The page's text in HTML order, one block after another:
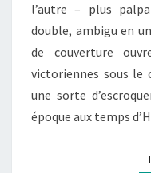
l’autre – plus
double, ambigu en
de couverture
victoriennes sous le
une sorte
époque aux temps